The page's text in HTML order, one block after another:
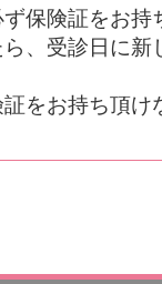
保険証をお持
、受診日に
をお持ち頂